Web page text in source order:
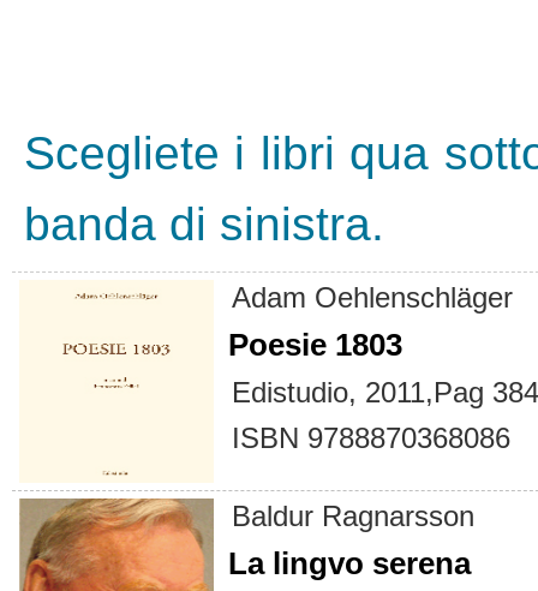
Scegliete i libri qua
banda di sinistra.
Adam Oehlenschläger
Poesie 1803
Edistudio, 2011,Pag
ISBN 9788870368086
Baldur Ragnarsson
La lingvo serena